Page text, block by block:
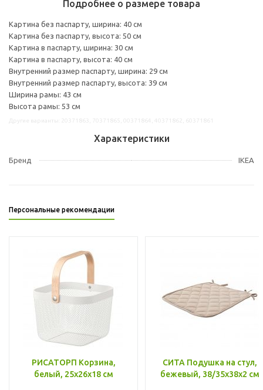
Подробнее о размере товара
Картина без паспарту, ширина: 40 см
Картина без паспарту, высота: 50 см
Картина в паспарту, ширина: 30 см
Картина в паспарту, высота: 40 см
Внутренний размер паспарту, ширина: 29 см
Внутренний размер паспарту, высота: 39 см
Ширина рамы: 43 см
Высота рамы: 53 см
Характеристики
Бренд IKEA
Персональные рекомендации
РИСАТОРП Корзина,
белый, 25x26x18 см
СИТА Подушка на стул,
бежевый, 38/35x38x2 см